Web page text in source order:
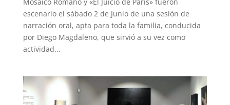
escenario el sábado 2 de Junio de una sesión de
narración oral, apta para toda la familia, conducida
por Diego Magdaleno, que sirvió a su vez como
actividad...